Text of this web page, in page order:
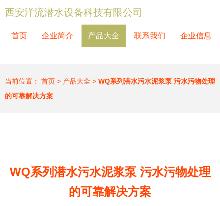
西安洋流潜水设备科技有限公司
首页 企业简介 产品大全 联系我们 企业信息
当前位置： 首页 > 产品大全 > WQ系列潜水污水泥浆泵 污水污物处理
的可靠解决方案
WQ系列潜水污水泥浆泵 污水污物处理
的可靠解决方案